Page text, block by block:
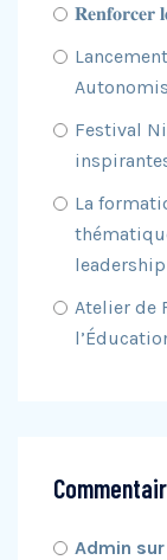
𝐑𝐞𝐧𝐟𝐨𝐫𝐜𝐞𝐫
Festival
La
Atelier de
Admin sur